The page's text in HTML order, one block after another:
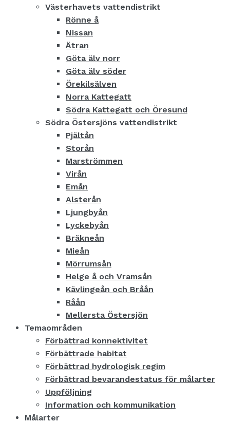
Västerhavets vattendistrikt
Rönne å
Nissan
Ätran
Göta älv norr
Göta älv söder
Örekilsälven
Norra Kattegatt
Södra Kattegatt och Öresund
Södra Östersjöns vattendistrikt
Pjältån
Storån
Marströmmen
Virån
Emån
Alsterån
Ljungbyån
Lyckebyån
Bräkneån
Mieån
Mörrumsån
Helge å och Vramsån
Kävlingeån och Bråån
Råån
Mellersta Östersjön
Temaområden
Förbättrad konnektivitet
Förbättrade habitat
Förbättrad hydrologisk regim
Förbättrad bevarandestatus för målarter
Uppföljning
Information och kommunikation
Målarter